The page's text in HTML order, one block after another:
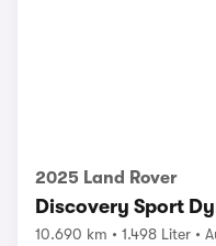
2025 Land Rover
Discovery Sport
10.690 km 1.498 Liter